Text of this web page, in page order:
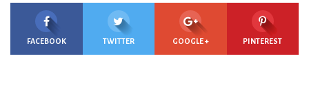
FACEBOOK TWITTER GOOGLE + PINTEREST